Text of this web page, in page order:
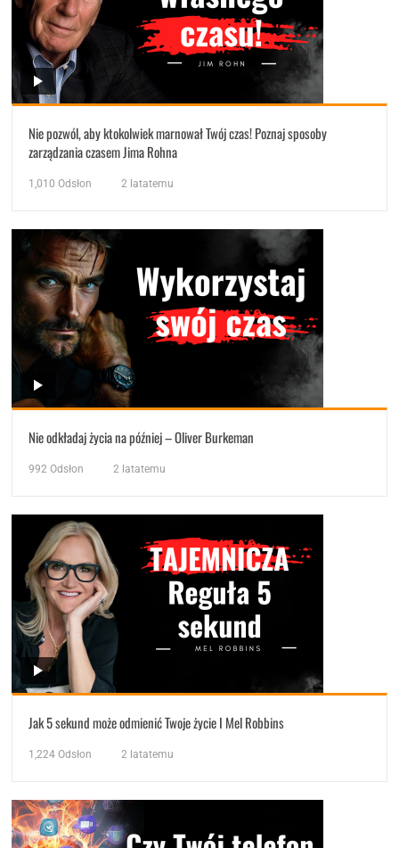
Nie pozwól, aby ktokolwiek marnował Twój czas! Poznaj sposoby
zarządzania czasem Jima Rohna
1,010 Odsłon 2 latatemu
Nie odkładaj życia na później – Oliver Burkeman
992 Odsłon 2 latatemu
Jak 5 sekund może odmienić Twoje życie I Mel Robbins
1,224 Odsłon 2 latatemu